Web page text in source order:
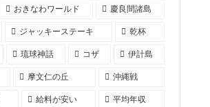
おきなわワールド 慶良間諸島
ジャッキーステーキ 乾杯
琉球神話 コザ 伊計島
摩文仁の丘 沖縄戦
給料が安い 平均年収